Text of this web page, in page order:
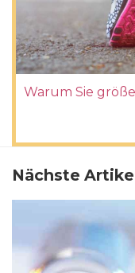
Warum Sie
Nächste Artikel